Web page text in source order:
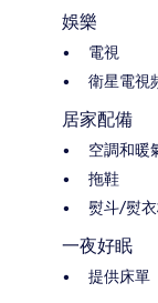
娛樂
電視
衛星電視
居家配備
空調和暖
拖鞋
熨斗/熨
一夜好眠
提供床單